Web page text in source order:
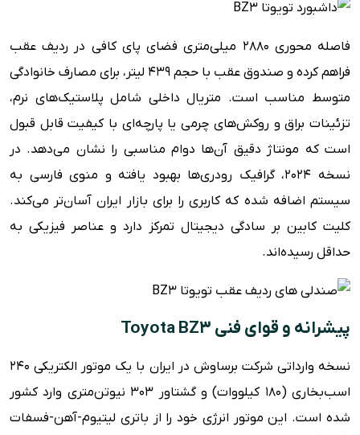
فاصله محوری ۲۸۸۰ میلی‌متری فضای پای کافی در ردیف عقب
فراهم کرده و صندوق عقب با حجم ۴۳۹ لیتر، برای مصارف خانوادگی
متوسط مناسب است. متریال داخلی شامل پلاستیک‌های نرم،
تزئینات براق و روکش‌های چرمی یا پارچه‌ای با کیفیت قابل قبول
است که مونتاژ دقیق آن‌ها دوام مناسبی را نشان می‌دهد. در
نسخه ۲۰۲۴، گرافیک رودری‌ها بهبود یافته و منوی فارسی به
سیستم اضافه شده که کاربری را برای بازار ایران آسان‌تر می‌کند.
کلیت کابین بر سادگی دیجیتال تمرکز دارد و عناصر فیزیکی به
حداقل رسیده‌اند.
پیشرانه و قوای فنی Toyota BZ3
نسخه‌ وارداتی شرکت برساوش در ایران با یک موتور الکتریکی ۲۴۰
اسب‌بخاری (۱۸۰ کیلووات) و گشتاور ۳۰۳ نیوتن‌متری وارد کشور
شده است. این موتور انرژی خود را از باتری لیتیوم-آهن-فسفات